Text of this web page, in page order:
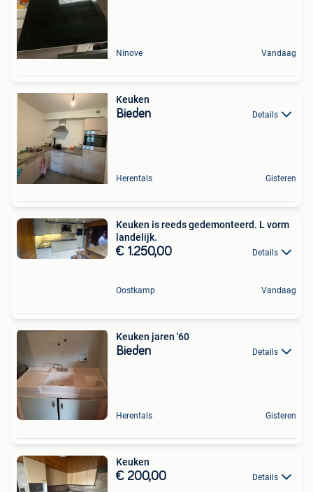
Ninove Vandaag
Keuken
Bieden Details
Herentals Gisteren
Keuken is reeds gedemonteerd. L vorm
landelijk.
€ 1.250,00 Details
Oostkamp Vandaag
Keuken jaren '60
Bieden Details
Herentals Gisteren
Keuken
€ 200,00 Details